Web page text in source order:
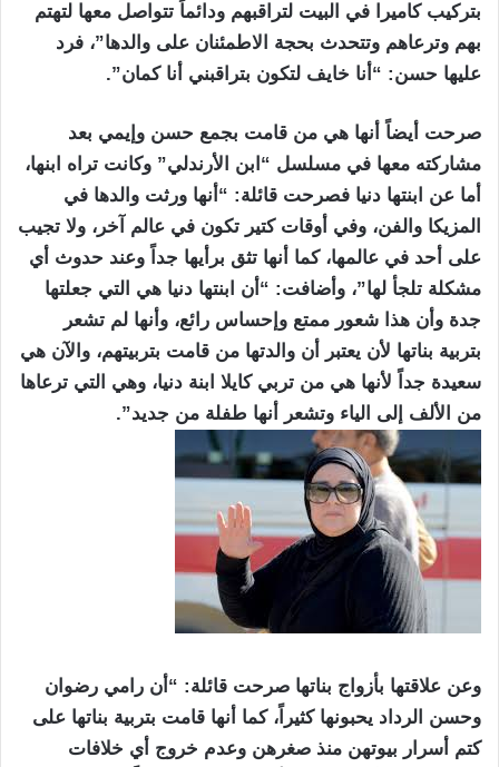
بتركيب كاميرا في البيت لتراقبهم ودائماً تتواصل معها لتهتم
بهم وترعاهم وتتحدث بحجة الاطمئنان على والدها”، فرد
عليها حسن: “أنا خايف لتكون بتراقبني أنا كمان”.
صرحت أيضاً أنها هي من قامت بجمع حسن وإيمي بعد
مشاركته معها في مسلسل “ابن الأرندلي” وكانت تراه ابنها،
أما عن ابنتها دنيا فصرحت قائلة: “أنها ورثت والدها في
المزيكا والفن، وفي أوقات كتير تكون في عالم آخر، ولا تجيب
على أحد في عالمها، كما أنها تثق برأيها جداً وعند حدوث أي
مشكلة تلجأ لها”، وأضافت: “أن ابنتها دنيا هي التي جعلتها
جدة وأن هذا شعور ممتع وإحساس رائع، وأنها لم تشعر
بتربية بناتها لأن يعتبر أن والدتها من قامت بتربيتهم، والآن هي
سعيدة جداً لأنها هي من تربي كايلا ابنة دنيا، وهي التي ترعاها
من الألف إلى الياء وتشعر أنها طفلة من جديد”.
وعن علاقتها بأزواج بناتها صرحت قائلة: “أن رامي رضوان
وحسن الرداد يحبونها كثيراً، كما أنها قامت بتربية بناتها على
كتم أسرار بيوتهن منذ صغرهن وعدم خروج أي خلافات